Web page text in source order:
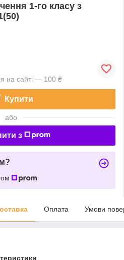
1-го класу з
на сайті — 100 ₴
Купити
або
з
Оплата Умови